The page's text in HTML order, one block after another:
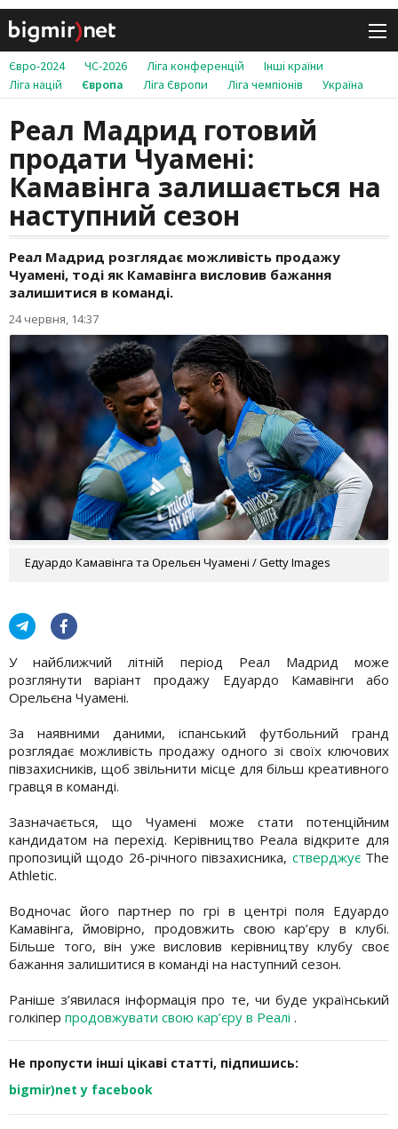
Євро-2024 ЧС-2026 Ліга конференцій
Інші країни
Ліга націй
Європа Ліга Європи Ліга чемпіонів Україна
Реал Мадрид готовий
продати Чуамені:
Камавінга залишається на
наступний сезон
Реал Мадрид розглядає можливість продажу
Чуамені, тоді як Камавінга висловив бажання
залишитися в команді.
24 червня, 14:37
Едуардо Камавінга та Орельєн Чуамені / Getty Images
У найближчий літній період Реал Мадрид може
розглянути варіант продажу Едуардо Камавінги або
Орельєна Чуамені.
За наявними даними, іспанський футбольний гранд
розглядає можливість продажу одного зі своїх ключових
півзахисників, щоб звільнити місце для більш креативного
гравця в команді.
Зазначається, що Чуамені може стати потенційним
кандидатом на перехід. Керівництво Реала відкрите для
пропозицій щодо 26-річного півзахисника, стверджує The
Athletic.
Водночас його партнер по грі в центрі поля Едуардо
Камавінга, ймовірно, продовжить свою кар’єру в клубі.
Більше того, він уже висловив керівництву клубу своє
бажання залишитися в команді на наступний сезон.
Раніше з’явилася інформація про те, чи буде український
голкіпер продовжувати свою кар’єру в Реалі .
Не пропусти інші цікаві статті, підпишись:
bigmir)net у facebook